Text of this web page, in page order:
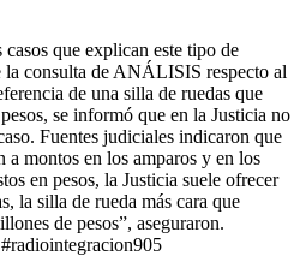
que explican este tipo de
la consulta de ANÁLISIS respecto al
de una silla de ruedas que
se informó que en la Justicia no
Fuentes judiciales indicaron que
a montos en los amparos y en los
en pesos, la Justicia suele ofrecer
la silla de rueda más cara que
de pesos”, aseguraron.